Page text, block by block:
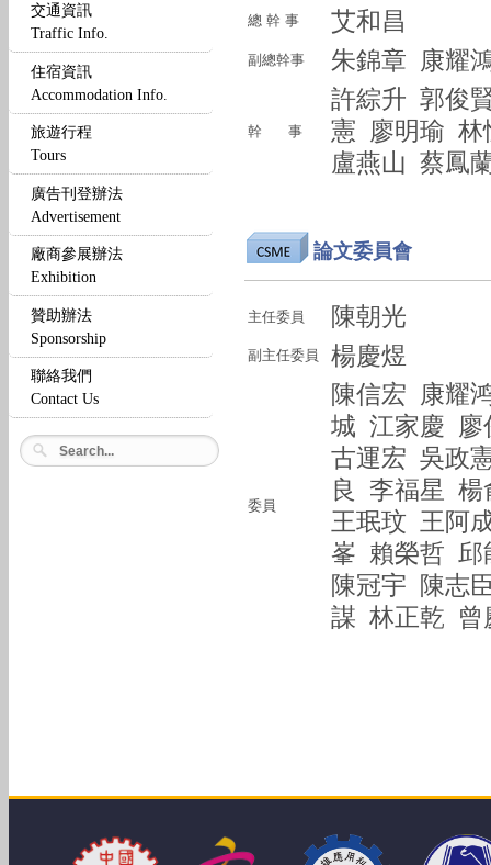
交通資訊
Traffic Info.
住宿資訊
Accommodation Info.
旅遊行程
Tours
廣告刊登辦法
Advertisement
廠商參展辦法
Exhibition
贊助辦法
Sponsorship
聯絡我們
Contact Us
總 幹 事 艾和昌
副總幹事 朱錦章 康耀
幹 事
許綜升 郭俊
憲 廖明瑜
盧燕山 蔡鳳
論文委員會
主任委員 陳朝光
副主任委員 楊慶煜
委員
陳信宏 康耀
城 江家慶 廖
古運宏 吳政
良 李福星
王珉玟 王阿
峯 賴榮哲
陳冠宇 陳志
謀 林正乾